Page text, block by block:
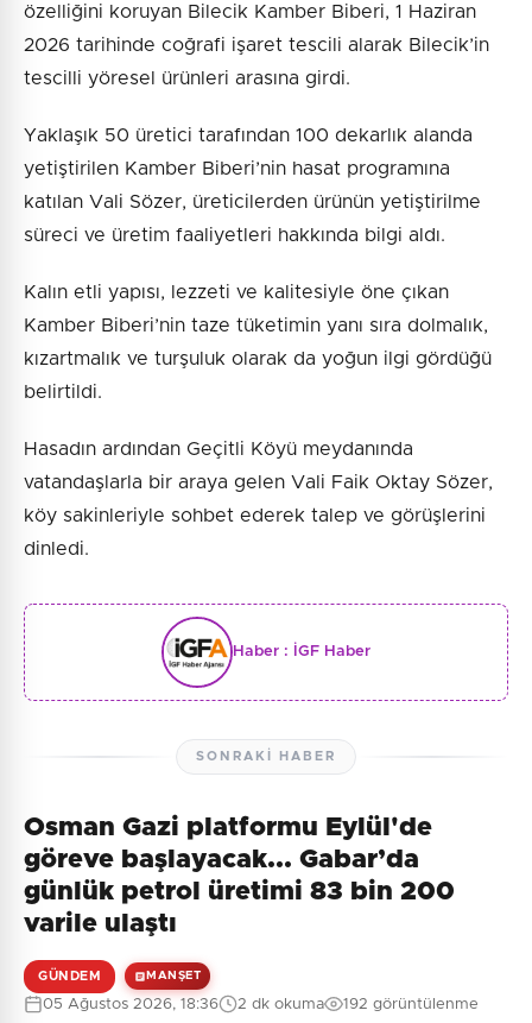
özelliğini koruyan Bilecik Kamber Biberi, 1 Haziran
2026 tarihinde coğrafi işaret tescili alarak Bilecik’in
tescilli yöresel ürünleri arasına girdi.
Yaklaşık 50 üretici tarafından 100 dekarlık alanda
yetiştirilen Kamber Biberi’nin hasat programına
katılan Vali Sözer, üreticilerden ürünün yetiştirilme
süreci ve üretim faaliyetleri hakkında bilgi aldı.
Kalın etli yapısı, lezzeti ve kalitesiyle öne çıkan
Kamber Biberi’nin taze tüketimin yanı sıra dolmalık,
kızartmalık ve turşuluk olarak da yoğun ilgi gördüğü
belirtildi.
Hasadın ardından Geçitli Köyü meydanında
vatandaşlarla bir araya gelen Vali Faik Oktay Sözer,
köy sakinleriyle sohbet ederek talep ve görüşlerini
dinledi.
Haber : İGF Haber
SONRAKI HABER
Osman Gazi platformu Eylül'de
göreve başlayacak... Gabar’da
günlük petrol üretimi 83 bin 200
varile ulaştı
GÜNDEM MANŞET
05 Ağustos 2026, 18:36 2 dk okuma 192 görüntülenme